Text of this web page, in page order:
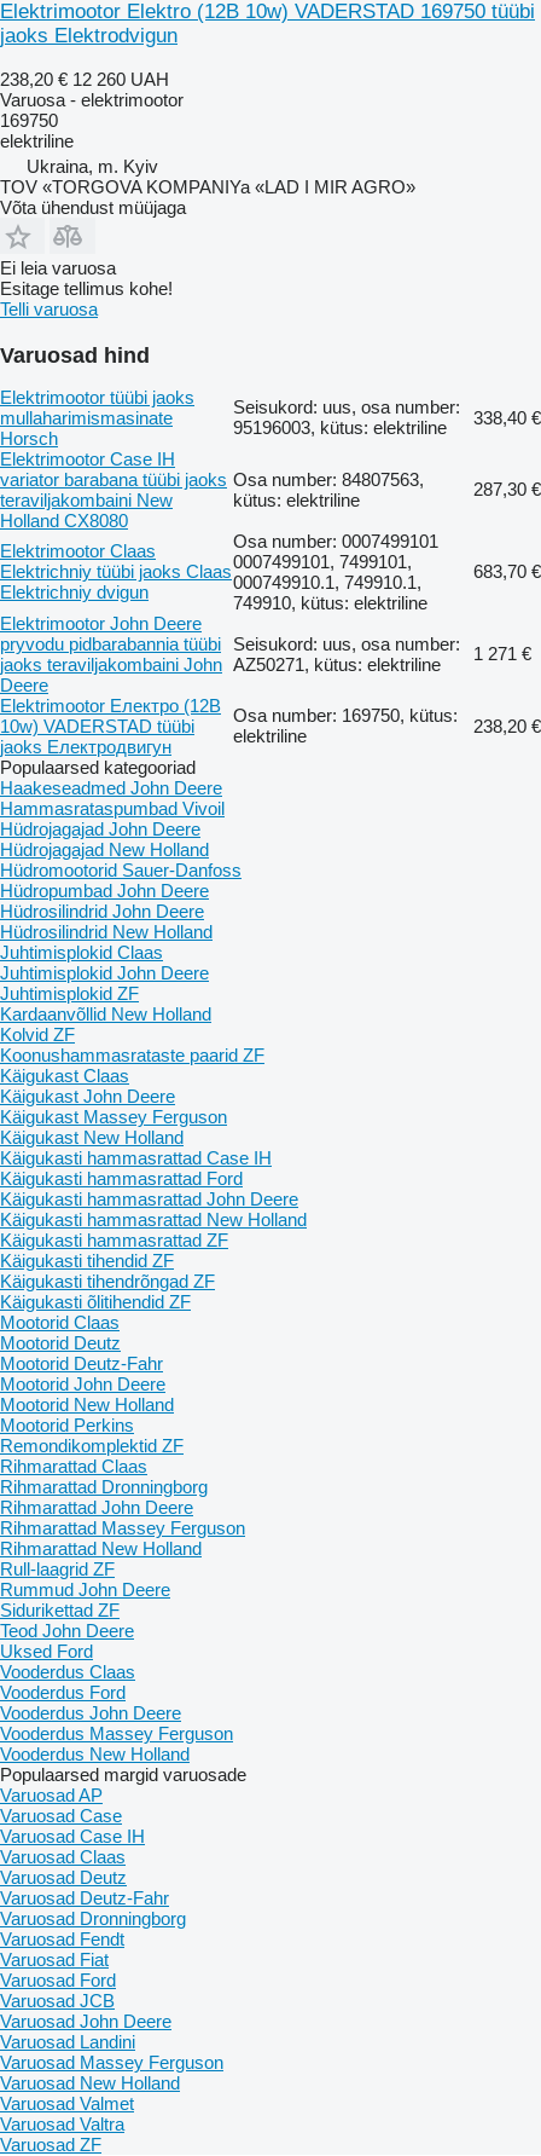
Elektrimootor Elektro (12B 10w) VADERSTAD 169750 tüübi
jaoks Elektrodvigun
238,20 € 12 260 UAH
Varuosa - elektrimootor
169750
elektriline
Ukraina, m. Kyiv
TOV «TORGOVA KOMPANIYa «LAD I MIR AGRO»
Võta ühendust müüjaga
Ei leia varuosa
Esitage tellimus kohe!
Telli varuosa
Varuosad hind
Elektrimootor tüübi jaoks
mullaharimismasinate
Horsch
Seisukord: uus, osa number:
95196003, kütus: elektriline
338,40 €
Elektrimootor Case IH
variator barabana tüübi jaoks
teraviljakombaini New
Holland CX8080
Osa number: 84807563,
kütus: elektriline
287,30 €
Elektrimootor Claas
Elektrichniy tüübi jaoks Claas
Elektrichniy dvigun
Osa number: 0007499101
0007499101, 7499101,
000749910.1, 749910.1,
749910, kütus: elektriline
683,70 €
Elektrimootor John Deere
pryvodu pidbarabannia tüübi
jaoks teraviljakombaini John
Deere
Seisukord: uus, osa number:
AZ50271, kütus: elektriline
1 271 €
Elektrimootor Електро (12B
10w) VADERSTAD tüübi
jaoks Електродвигун
Osa number: 169750, kütus:
elektriline
238,20 €
Populaarsed kategooriad
Haakeseadmed John Deere
Hammasrataspumbad Vivoil
Hüdrojagajad John Deere
Hüdrojagajad New Holland
Hüdromootorid Sauer-Danfoss
Hüdropumbad John Deere
Hüdrosilindrid John Deere
Hüdrosilindrid New Holland
Juhtimisplokid Claas
Juhtimisplokid John Deere
Juhtimisplokid ZF
Kardaanvõllid New Holland
Kolvid ZF
Koonushammasrataste paarid ZF
Käigukast Claas
Käigukast John Deere
Käigukast Massey Ferguson
Käigukast New Holland
Käigukasti hammasrattad Case IH
Käigukasti hammasrattad Ford
Käigukasti hammasrattad John Deere
Käigukasti hammasrattad New Holland
Käigukasti hammasrattad ZF
Käigukasti tihendid ZF
Käigukasti tihendrõngad ZF
Käigukasti õlitihendid ZF
Mootorid Claas
Mootorid Deutz
Mootorid Deutz-Fahr
Mootorid John Deere
Mootorid New Holland
Mootorid Perkins
Remondikomplektid ZF
Rihmarattad Claas
Rihmarattad Dronningborg
Rihmarattad John Deere
Rihmarattad Massey Ferguson
Rihmarattad New Holland
Rull-laagrid ZF
Rummud John Deere
Sidurikettad ZF
Teod John Deere
Uksed Ford
Vooderdus Claas
Vooderdus Ford
Vooderdus John Deere
Vooderdus Massey Ferguson
Vooderdus New Holland
Populaarsed margid varuosade
Varuosad AP
Varuosad Case
Varuosad Case IH
Varuosad Claas
Varuosad Deutz
Varuosad Deutz-Fahr
Varuosad Dronningborg
Varuosad Fendt
Varuosad Fiat
Varuosad Ford
Varuosad JCB
Varuosad John Deere
Varuosad Landini
Varuosad Massey Ferguson
Varuosad New Holland
Varuosad Valmet
Varuosad Valtra
Varuosad ZF